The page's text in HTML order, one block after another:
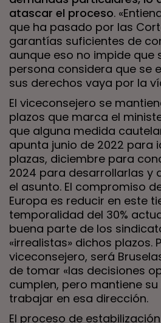
atascar el proceso.
que ha pasado por las
garantías suficientes de
aunque eso no impide que
persona considera que se
sus derechos vaya por la
El viceconsejero se
plazos que marca el
que alguna medida
apunta junio de 2022 para
plazas, diciembre para
2024 para desarrollarlas y
el asunto. El compromiso
Europa es reducir en este
temporalidad del 30%
buena parte de los
«irrealistas» dichos plazos.
viceconsejero, será
de tomar «las decisiones
cumplen, pero mantiene
trabajar en esa dirección.
El proceso de